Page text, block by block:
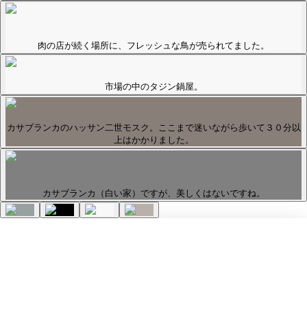
肉の店が続く場所に、フレッシュな鳥が売られてました。
市場の中のタジン鍋屋。
カサブランカのハッサン二世モスク。ここまで迷いながら歩いて３０分以
上はかかりました。
カサブランカ（白い家）ですが、美しくはないですね。